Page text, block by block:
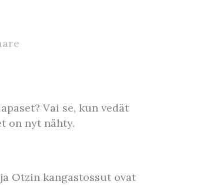
Vai se, kun vedät
on nyt nähty.
Otzin kangastossut ovat